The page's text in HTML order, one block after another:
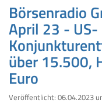
Börsenradio
April 23 - US-
über 15.500,
Euro
Veröffentlicht: 06.04.2023